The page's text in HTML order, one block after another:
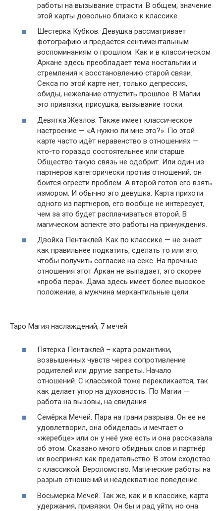
работы на вызывание страсти. В общем, значение
этой карты довольно близко к классике.
Шестерка Кубков. Девушка рассматривает
фотографию и предается сентиментальным
воспоминаниям о прошлом. Как и в классическом
Аркане здесь преобладает тема ностальгии и
стремления к восстановлению старой связи.
Секса по этой карте нет, только депрессия,
обиды, нежелание отпустить прошлое. В Магии
это привязки, присушка, вызывание тоски.
Девятка Жезлов. Также имеет классическое
настроение — «А нужно ли мне это?». По этой
карте часто идёт неравенство в отношениях —
кто-то гораздо состоятельнее или старше.
Общество такую связь не одобрит. Или один из
партнеров категорически против отношений, он
боится огрести проблем. А второй готов его взять
измором. И обычно это девушка. Карта прихоти
одного из партнеров, его вообще не интересует,
чем за это будет расплачиваться второй. В
магическом аспекте это работы на принуждения.
Двойка Пентаклей. Как по классике — не знает
как правильнее подкатить, сделать то или это,
чтобы получить согласие на секс. На прочные
отношения этот Аркан не выпадает, это скорее
«проба пера». Дама здесь имеет более высокое
положение, а мужчина меркантильные цели.
Таро Магия наслаждений, 7 мечей
Пятерка Пентаклей – карта романтики,
возвышенных чувств через сопротивление
родителей или другие запреты. Начало
отношений. С классикой тоже перекликается, так
как делает упор на духовность. По Магии —
работа на вызовы, на свидания.
Семёрка Мечей. Пара на грани разрыва. Он ее не
удовлетворил, она обиделась и мечтает о
«жеребце» или он у неё уже есть и она рассказала
об этом. Сказано много обидных слов и партнёр
их воспринял как предательство. В этом сходство
с классикой. Вероломство. Магические работы на
разрыв отношений и неадекватное поведение.
Восьмерка Мечей. Так же, как и в классике, карта
удержания, привязки. Он бы и рад уйти, но она